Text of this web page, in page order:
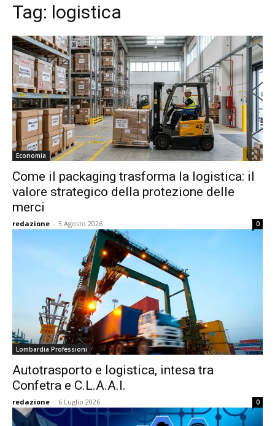
Tag: logistica
Economia
Come il packaging trasforma la logistica: il
valore strategico della protezione delle
merci
redazione - 3 Agosto 2026 0
Lombardia Professioni
Autotrasporto e logistica, intesa tra
Confetra e C.L.A.A.I.
redazione - 6 Luglio 2026 0